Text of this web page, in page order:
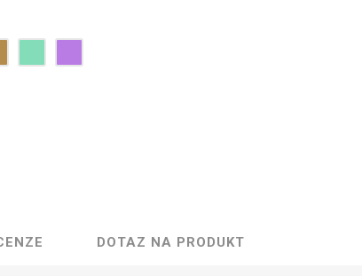
DOTAZ NA PRODUKT